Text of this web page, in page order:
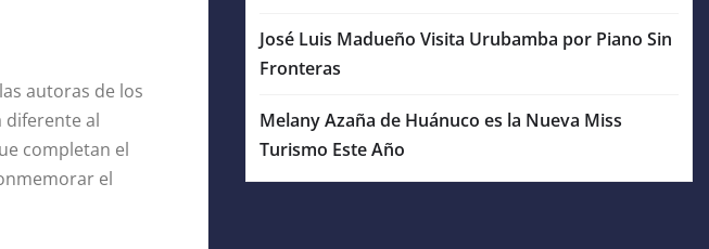
autoras de los
diferente al
completan el
el
José Luis Madueño Visita Urubamba por Piano Sin
Fronteras
Melany Azaña de Huánuco es la Nueva Miss
Turismo Este Año